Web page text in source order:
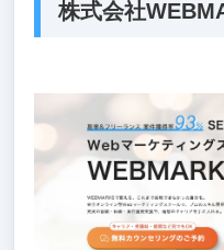
株式会社